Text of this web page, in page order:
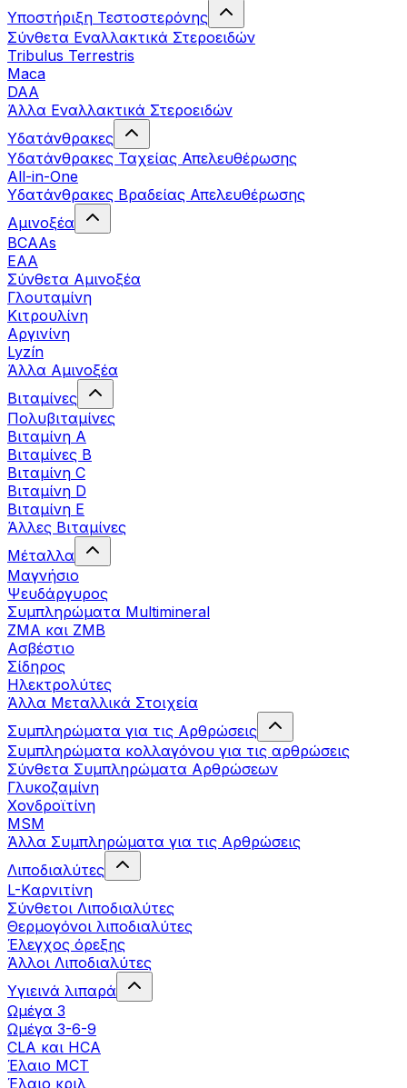
Υποστήριξη Τεστοστερόνης
Σύνθετα Εναλλακτικά Στεροειδών
Tribulus Terrestris
Maca
DAA
Άλλα Εναλλακτικά Στεροειδών
Υδατάνθρακες
Υδατάνθρακες Ταχείας Απελευθέρωσης
All-in-One
Υδατάνθρακες Βραδείας Απελευθέρωσης
Αμινοξέα
BCAAs
EAA
Σύνθετα Αμινοξέα
Γλουταμίνη
Κιτρουλίνη
Αργινίνη
Lyzín
Άλλα Αμινοξέα
Βιταμίνες
Πολυβιταμίνες
Βιταμίνη Α
Βιταμίνες Β
Βιταμίνη C
Βιταμίνη D
Βιταμίνη Ε
Άλλες Βιταμίνες
Μέταλλα
Μαγνήσιο
Ψευδάργυρος
Συμπληρώματα Multimineral
ZMA και ZMB
Ασβέστιο
Σίδηρος
Ηλεκτρολύτες
Άλλα Mεταλλικά Στοιχεία
Συμπληρώματα για τις Αρθρώσεις
Συμπληρώματα κολλαγόνου για τις αρθρώσεις
Σύνθετα Συμπληρώματα Αρθρώσεων
Γλυκοζαμίνη
Χονδροϊτίνη
MSM
Άλλα Συμπληρώματα για τις Αρθρώσεις
Λιποδιαλύτες
L-Kαρνιτίνη
Σύνθετοι Λιποδιαλύτες
Θερμογόνοι λιποδιαλύτες
Έλεγχος όρεξης
Άλλοι Λιποδιαλύτες
Υγιεινά λιπαρά
Ωμέγα 3
Ωμέγα 3-6-9
CLA και HCA
Έλαιο MCT
Έλαιο κριλ